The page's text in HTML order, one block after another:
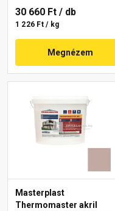
30 660 Ft / db
1 226 Ft / kg
Megnézem
Masterplast
Thermomaster akril